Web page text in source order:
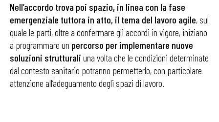
Nell’accordo trova poi spazio, in linea con la fase
emergenziale tuttora in atto, il tema del lavoro agile, sul
quale le parti, oltre a confermare gli accordi in vigore, iniziano
a programmare un percorso per implementare nuove
soluzioni strutturali una volta che le condizioni determinate
dal contesto sanitario potranno permetterlo, con particolare
attenzione all’adeguamento degli spazi di lavoro.